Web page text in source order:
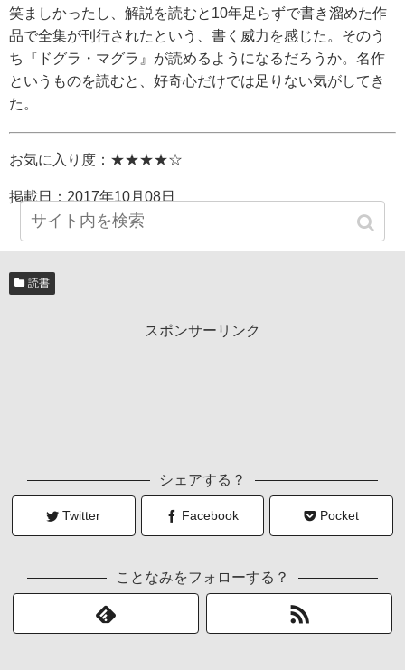
笑ましかったし、解説を読むと10年足らずで書き溜めた作
品で全集が刊行されたという、書く威力を感じた。そのう
ち『ドグラ・マグラ』が読めるようになるだろうか。名作
というものを読むと、好奇心だけでは足りない気がしてき
た。
お気に入り度：★★★★☆
掲載日：2017年10月08日
読書
スポンサーリンク
シェアする？
Twitter Facebook Pocket
ことなみをフォローする？